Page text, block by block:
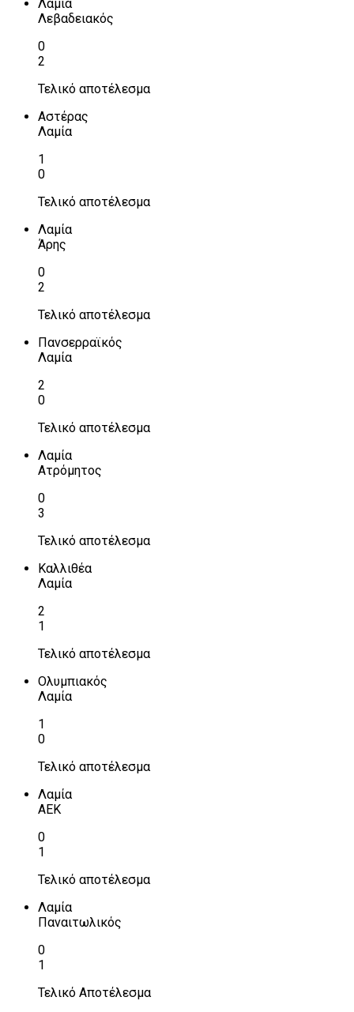
Λαμία
Λεβαδειακός
0
2
Τελικό αποτέλεσμα
Αστέρας
Λαμία
1
0
Τελικό αποτέλεσμα
Λαμία
Άρης
0
2
Τελικό αποτέλεσμα
Πανσερραϊκός
Λαμία
2
0
Τελικό αποτέλεσμα
Λαμία
Ατρόμητος
0
3
Τελικό αποτέλεσμα
Καλλιθέα
Λαμία
2
1
Τελικό αποτέλεσμα
Ολυμπιακός
Λαμία
1
0
Τελικό αποτέλεσμα
Λαμία
ΑΕΚ
0
1
Τελικό αποτέλεσμα
Λαμία
Παναιτωλικός
0
1
Τελικό Αποτέλεσμα